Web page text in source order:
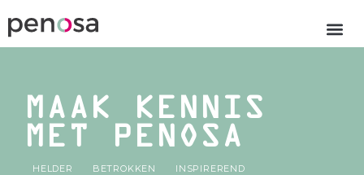
MAAK KENNIS
MET PENOSA
HELDER BETROKKEN INSPIREREND